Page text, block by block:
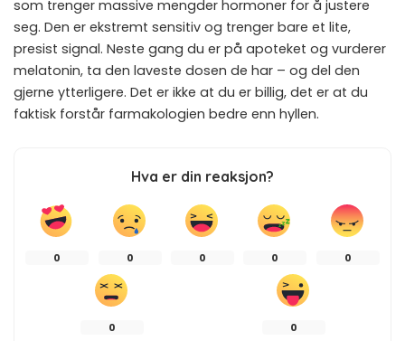
som trenger massive mengder hormoner for å justere
seg. Den er ekstremt sensitiv og trenger bare et lite,
presist signal. Neste gang du er på apoteket og vurderer
melatonin, ta den laveste dosen de har – og del den
gjerne ytterligere. Det er ikke at du er billig, det er at du
faktisk forstår farmakologien bedre enn hyllen.
Hva er din reaksjon?
0 0 0 0 0
0 0